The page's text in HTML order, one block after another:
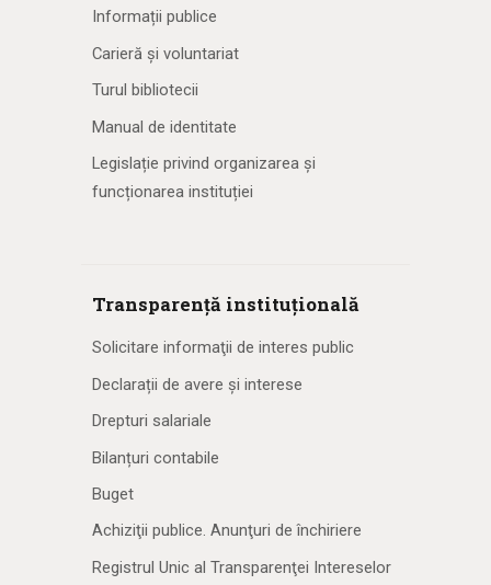
Informații publice
Carieră și voluntariat
Turul bibliotecii
Manual de identitate
Legislație privind organizarea și
funcționarea instituției
Transparență instituțională
Solicitare informaţii de interes public
Declarații de avere și interese
Drepturi salariale
Bilanțuri contabile
Buget
Achiziţii publice. Anunţuri de închiriere
Registrul Unic al Transparenţei Intereselor